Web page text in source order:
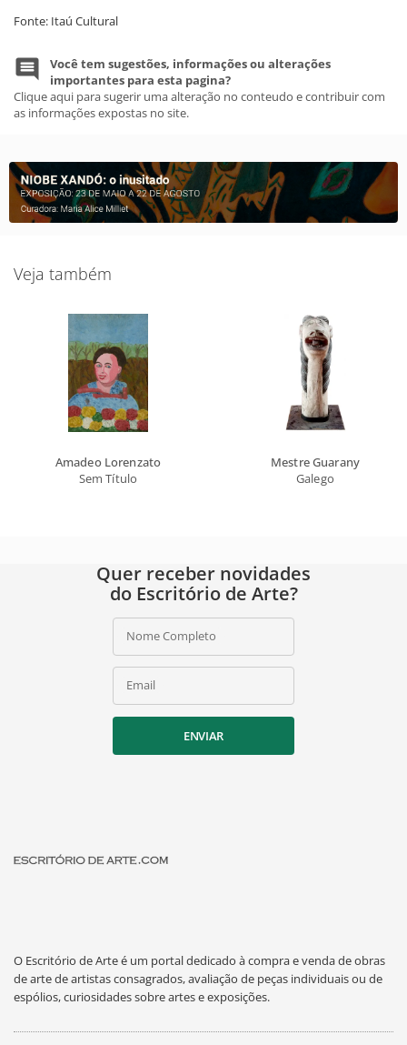
Fonte: Itaú Cultural
Você tem sugestões, informações ou alterações
importantes para esta pagina?
Clique aqui para sugerir uma alteração no conteudo e contribuir com
as informações expostas no site.
Veja também
Amadeo Lorenzato
Sem Título
Mestre Guarany
Galego
Quer receber novidades
do Escritório de Arte?
Nome Completo
Email
ENVIAR
O Escritório de Arte é um portal dedicado à compra e venda de obras
de arte de artistas consagrados, avaliação de peças individuais ou de
espólios, curiosidades sobre artes e exposições.